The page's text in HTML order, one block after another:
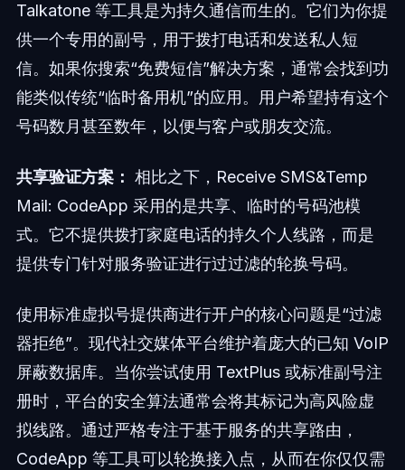
Talkatone 等工具是为持久通信而生的。它们为你提
供一个专用的副号，用于拨打电话和发送私人短
信。如果你搜索“免费短信”解决方案，通常会找到功
能类似传统“临时备用机”的应用。用户希望持有这个
号码数月甚至数年，以便与客户或朋友交流。
共享验证方案： 相比之下，Receive SMS&Temp
Mail: CodeApp 采用的是共享、临时的号码池模
式。它不提供拨打家庭电话的持久个人线路，而是
提供专门针对服务验证进行过过滤的轮换号码。
使用标准虚拟号提供商进行开户的核心问题是“过滤
器拒绝”。现代社交媒体平台维护着庞大的已知 VoIP
屏蔽数据库。当你尝试使用 TextPlus 或标准副号注
册时，平台的安全算法通常会将其标记为高风险虚
拟线路。通过严格专注于基于服务的共享路由，
CodeApp 等工具可以轮换接入点，从而在你仅仅需